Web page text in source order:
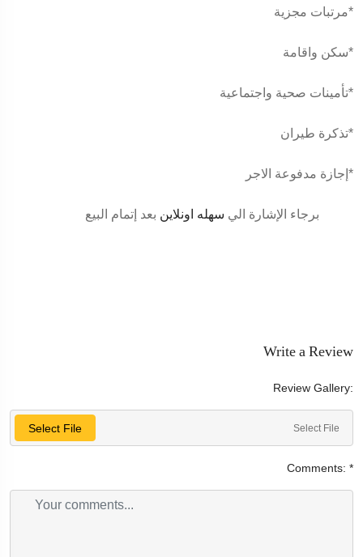
*مرتبات مجزية
*سكن واقامة
*تأمينات صحية واجتماعية
*تذكرة طيران
*إجازة مدفوعة الاجر
برجاء الإشارة الي سهله اونلاين بعد إتمام البيع
Write a Review
Review Gallery:
Select File Select File
Comments: *